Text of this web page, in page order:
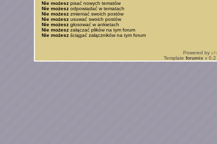
Nie możeszpisać nowych tematów
Nie możeszodpowiadać w tematach
Nie możeszzmieniać swoich postów
Nie możeszusuwać swoich postów
Nie możeszgłosować w ankietach
Nie możeszzałączać plików na tym forum
Nie możeszściągać załączników na tym forum
Powered by
Template forumix v 0.2